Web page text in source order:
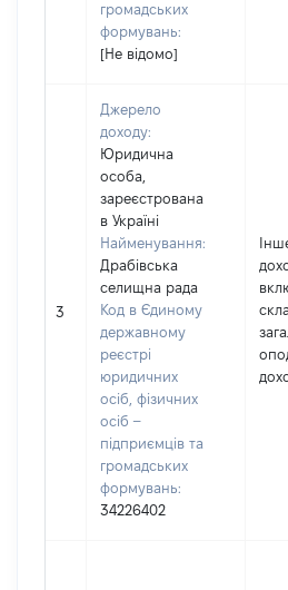
громадських
формувань:
[Не відомо]
3
Джерело
доходу:
Юридична
особа,
зареєстрована
в Україні
Найменування:
Драбівська
селищна рада
Код в Єдиному
державному
реєстрі
юридичних
осіб, фізичних
осіб –
підприємців та
громадських
формувань:
34226402